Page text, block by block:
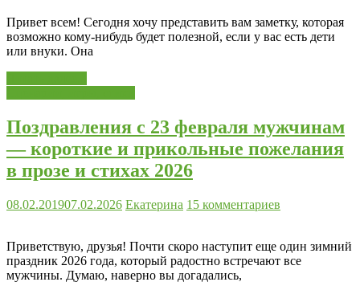
Привет всем! Сегодня хочу представить вам заметку, которая
возможно кому-нибудь будет полезной, если у вас есть дети
или внуки. Она
Поздравления с 23 февраля мужчинам
— короткие и прикольные пожелания
в прозе и стихах 2026
08.02.201907.02.2026 Екатерина 15 комментариев
Приветствую, друзья! Почти скоро наступит еще один зимний
праздник 2026 года, который радостно встречают все
мужчины. Думаю, наверно вы догадались,